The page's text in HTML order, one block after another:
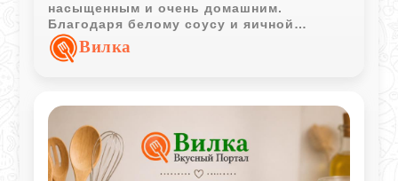
насыщенным и очень домашним.
Благодаря белому соусу и яичной
заправке вкус блюда становится
особенно мягким и деликатным.
Вилка